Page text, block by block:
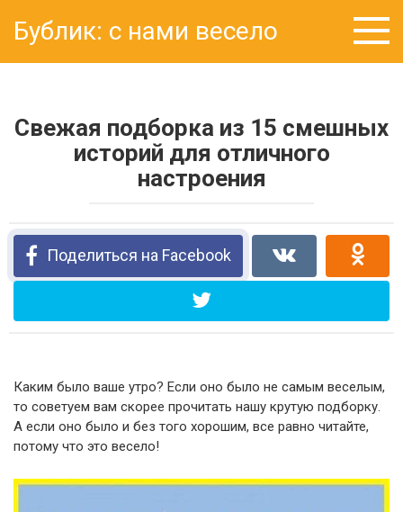
контенту
Бублик: с нами весело
Свежая подборка из 15 смешных
историй для отличного
настроения
Поделиться на Facebook
Каким было ваше утро? Если оно было не самым веселым,
то советуем вам скорее прочитать нашу крутую подборку.
А если оно было и без того хорошим, все равно читайте,
потому что это весело!